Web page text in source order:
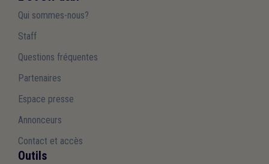
Qui sommes-nous?
Staff
Questions fréquentes
Partenaires
Espace presse
Annonceurs
Contact et accès
Outils